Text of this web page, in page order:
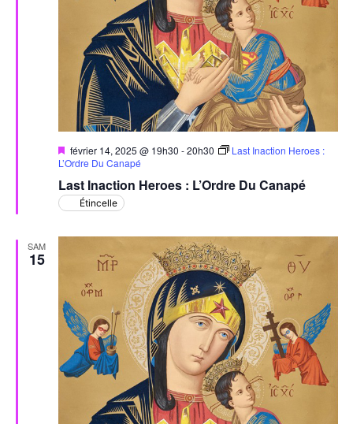
Last Inaction Heroes : L’Ordre Du Canapé
Mis
en
février 14, 2025 @ 19h30 -20h30
Last Inaction Heroes :
L’Ordre Du Canapé
Étincelle
SAM
15